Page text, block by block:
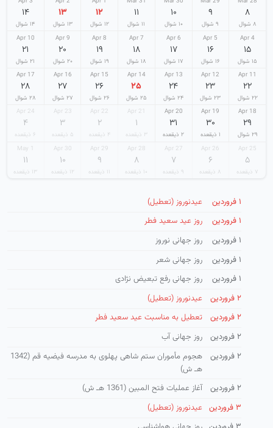
۸
۸ شوال
۹
۹ شوال
۱۰
۱۰ شوال
۱۱
۱۱ شوال
۱۲
۱۲ شوال
۱۳
۱۳ شوال
۱۴
۱۴ شوال
4 Apr
۱۵
۱۵ شوال
5 Apr
۱۶
۱۶ شوال
6 Apr
۱۷
۱۷ شوال
7 Apr
۱۸
۱۸ شوال
8 Apr
۱۹
۱۹ شوال
9 Apr
۲۰
۲۰ شوال
10 Apr
۲۱
۲۱ شوال
11 Apr
۲۲
۲۲ شوال
12 Apr
۲۳
۲۳ شوال
13 Apr
۲۴
۲۴ شوال
14 Apr
۲۵
۲۵ شوال
15 Apr
۲۶
۲۶ شوال
16 Apr
۲۷
۲۷ شوال
17 Apr
۲۸
۲۸ شوال
18 Apr
۲۹
۲۹ شوال
19 Apr
۳۰
۱ ذیقعده
20 Apr
۳۱
۲ ذیقعده
21 Apr
۱
۳ ذیقعده
22 Apr
۲
۴ ذیقعده
23 Apr
۳
۵ ذیقعده
24 Apr
۴
۶ ذیقعده
25 Apr
۵
۷ ذیقعده
26 Apr
۶
۸ ذیقعده
27 Apr
۷
۹ ذیقعده
28 Apr
۸
۱۰ ذیقعده
29 Apr
۹
۱۱ ذیقعده
30 Apr
۱۰
۱۲ ذیقعده
1 May
۱۱
۱۳ ذیقعده
۱ فروردین
عیدنوروز (تعطیل)
۱ فروردین
روز عید سعید فطر
۱ فروردین
روز جهانی نوروز
۱ فروردین
روز جهانی شعر
۱ فروردین
روز جهانی رفع تبعیض نژادی
۲ فروردین
عیدنوروز (تعطیل)
۲ فروردین
تعطیل به مناسبت عید سعید فطر
۲ فروردین
روز جهانی آب
۲ فروردین
هجوم مأموران ستم شاهی پهلوی به مدرسه فیضیه قم (1342
هـ ش)
۲ فروردین
آغاز عملیات فتح المبین (1361 هـ ش)
۳ فروردین
عیدنوروز (تعطیل)